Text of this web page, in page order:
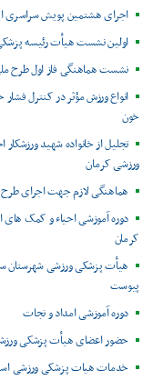
اجرای هشتمین پویش سراسری
اولین نشست هیأت رئیسه
نشست هماهنگی فاز اول طرح
انواع ورزش مؤثر در کنترل
خون
تجلیل از خانواده شهید
ورزشی کرمان
هماهنگی لازم جهت اجرای
دوره آموزشی احیاء و کمک های
کرمان
هیأت پزشکی ورزشی شهرستان
پیوست
دوره آموزشی امداد و نجات
حضور اعضای هیأت پزشکی
خدمات هیات پزشکی ورزشی